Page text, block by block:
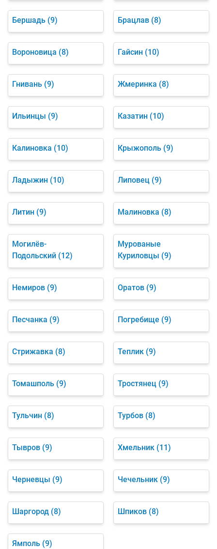
Бершадь (9) Брацлав (8)
Вороновица (8) Гайсин (10)
Гнивань (9) Жмеринка (8)
Ильинцы (9) Казатин (10)
Калиновка (10) Крыжополь (9)
Ладыжин (10) Липовец (9)
Литин (9) Малиновка (8)
Могилёв-
Подольский (12)
Мурованые
Куриловцы (9)
Немиров (9) Оратов (9)
Песчанка (9) Погребище (9)
Стрижавка (8) Теплик (9)
Томашполь (9) Тростянец (9)
Тульчин (8) Турбов (8)
Тывров (9) Хмельник (11)
Черневцы (9) Чечельник (9)
Шаргород (8) Шпиков (8)
Ямполь (9)